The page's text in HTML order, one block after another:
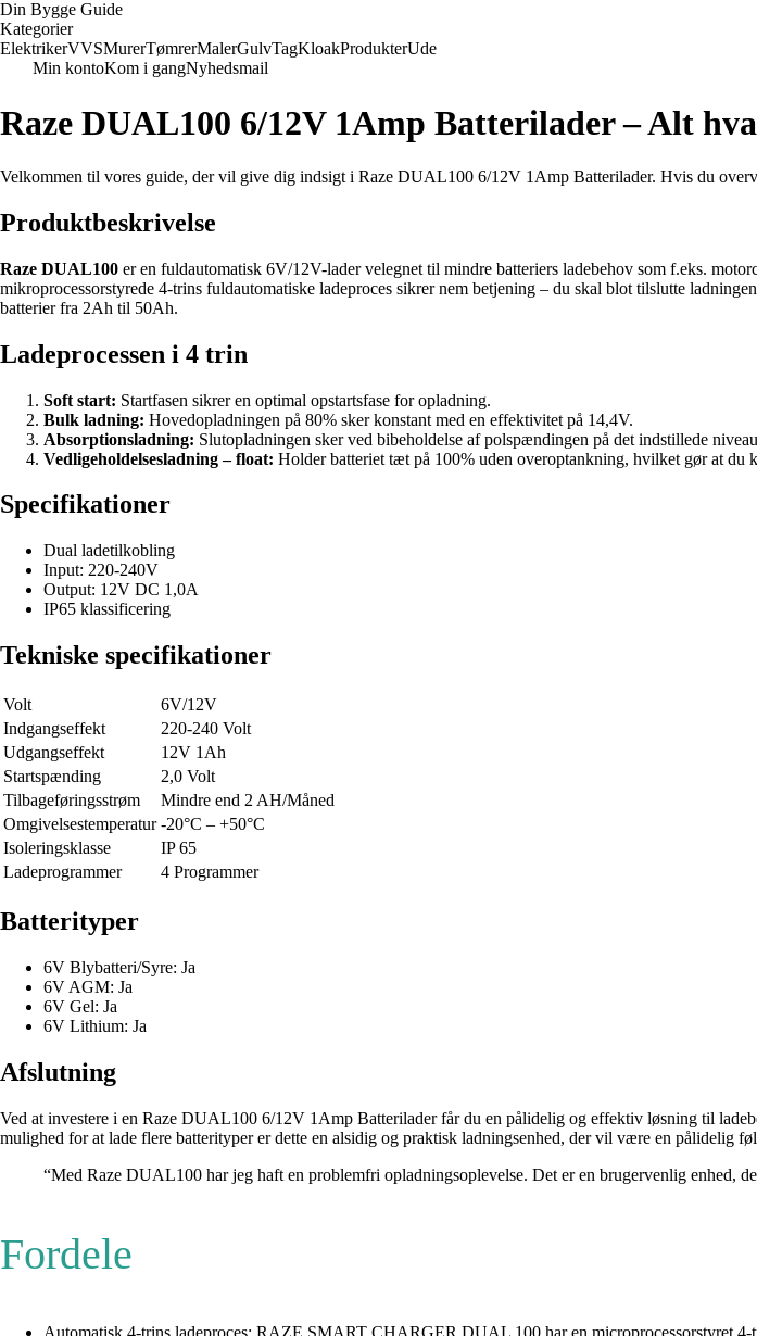
Din Bygge Guide
Kategorier
ElektrikerVVSMurerTømrerMalerGulvTagKloakProdukterUde
Min kontoKom i gangNyhedsmail
Raze DUAL100 6/12V 1Amp Batterilader – Alt
Velkommen til vores guide, der vil give dig indsigt i Raze DUAL100 6/12V 1Amp Batterilader. Hvis du
Produktbeskrivelse
Raze DUAL100 er en fuldautomatisk 6V/12V-lader velegnet til mindre batteriers ladebehov som f.eks.
mikroprocessorstyrede 4-trins fuldautomatiske ladeproces sikrer nem betjening – du skal blot tilslutte
batterier fra 2Ah til 50Ah.
Ladeprocessen i 4 trin
Soft start: Startfasen sikrer en optimal opstartsfase for opladning.
Bulk ladning: Hovedopladningen på 80% sker konstant med en effektivitet på 14,4V.
Absorptionsladning: Slutopladningen sker ved bibeholdelse af polspændingen på det indstillede
Vedligeholdelsesladning – float: Holder batteriet tæt på 100% uden overoptankning, hvilket gør at du
Specifikationer
Dual ladetilkobling
Input: 220-240V
Output: 12V DC 1,0A
IP65 klassificering
Tekniske specifikationer
Volt
6V/12V
Indgangseffekt
220-240 Volt
Udgangseffekt
12V 1Ah
Startspænding
2,0 Volt
Tilbageføringsstrøm
Mindre end 2 AH/Måned
Omgivelsestemperatur -20°C – +50°C
Isoleringsklasse
IP 65
Ladeprogrammer
4 Programmer
Batterityper
6V Blybatteri/Syre: Ja
6V AGM: Ja
6V Gel: Ja
6V Lithium: Ja
Afslutning
Ved at investere i en Raze DUAL100 6/12V 1Amp Batterilader får du en pålidelig og effektiv løsning til
mulighed for at lade flere batterityper er dette en alsidig og praktisk ladningsenhed, der vil være en pålidelig
“Med Raze DUAL100 har jeg haft en problemfri opladningsoplevelse. Det er en brugervenlig enhed,
Fordele
Automatisk 4-trins ladeproces: RAZE SMART CHARGER DUAL 100 har en microprocessorstyret